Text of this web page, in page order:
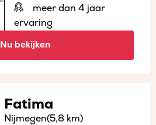
meer dan 4 jaar
ervaring
Nu bekijken
Fatima
Nijmegen(5,8 km)